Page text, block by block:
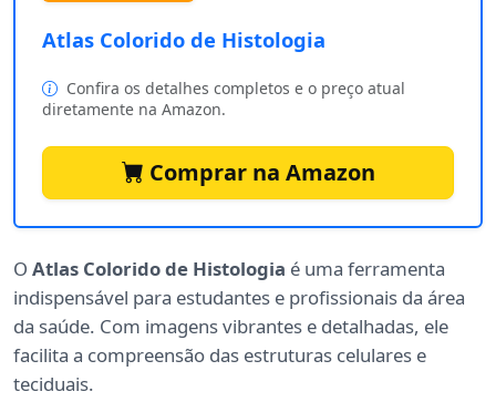
Atlas Colorido de Histologia
Confira os detalhes completos e o preço atual
diretamente na Amazon.
Comprar na Amazon
O Atlas Colorido de Histologia é uma ferramenta
indispensável para estudantes e profissionais da área
da saúde. Com imagens vibrantes e detalhadas, ele
facilita a compreensão das estruturas celulares e
teciduais.